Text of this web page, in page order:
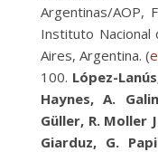
Argentinas/AOP,
Instituto Nacional
Aires, Argentina. (
López-
Haynes, A.
Güller, R. Moller
Giarduz, G.